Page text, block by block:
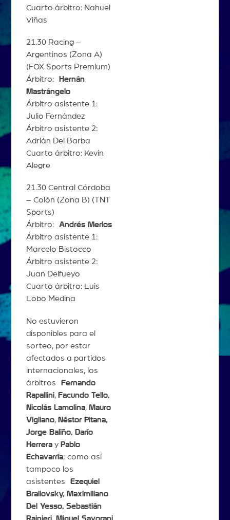
Cuarto árbitro: Nahuel
Viñas
21.30 Racing –
Argentinos (Zona A)
(FOX Sports Premium)
Árbitro:
Hernán
Mastrángelo
Árbitro asistente 1:
Julio Fernández
Árbitro asistente 2:
Adrián Del Barba
Cuarto árbitro: Kevin
Alegre
21.30 Central Córdoba
– Colón (Zona B) (TNT
Sports)
Árbitro: Andrés Merlos
Árbitro asistente 1:
Marcelo Bistocco
Árbitro asistente 2:
Juan Delfueyo
Cuarto árbitro: Luis
Lobo Medina
No estuvieron
disponibles para el
sorteo, por estar
afectados a partidos
internacionales, los
árbitros Fernando
Rapallini, Facundo Tello,
Nicolás Lamolina, Mauro
Vigliano, Néstor Pitana,
Jorge Baliño, Darío
Herreray Pablo
Echavarría; como así
tampoco los
asistentes Ezequiel
Brailovsky, Maximiliano
Del Yesso, Sebastián
Rainieri, Miguel Savorani